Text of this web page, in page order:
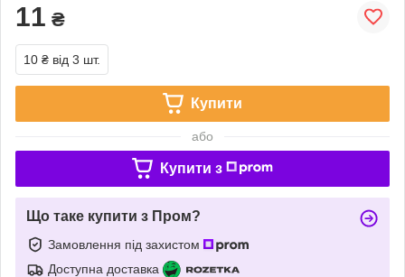
11 ₴
10 ₴ від 3 шт.
Купити
або
Купити з
Що таке купити з Пром?
Замовлення під захистом
Доступна доставка